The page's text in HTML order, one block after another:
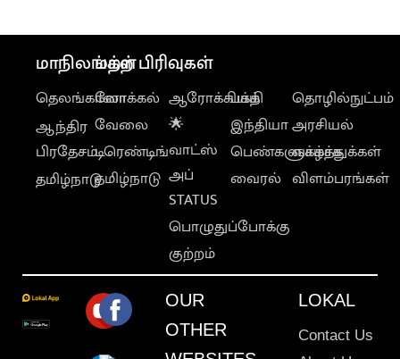
மாநிலங்கள்
தெலங்கானா
ஆந்திர
பிரதேசம்
தமிழ்நாடு
மற்ற பிரிவுகள்
லோக்கல்
வேலை
டிரெண்டிங்
தமிழ்நாடு
ஆரோக்கியம்
🌟
வாட்ஸ்
அப்
STATUS
பொழுதுப்போக்கு
குற்றம்
பக்தி
இந்தியா
பெண்களுக்காக
வைரல்
தொழில்நுட்பம்
அரசியல்
வாழ்த்துக்கள்
விளம்பரங்கள்
OUR
OTHER
LOKAL
Contact Us